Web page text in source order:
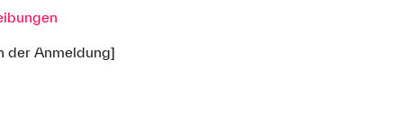
der Anmeldung]